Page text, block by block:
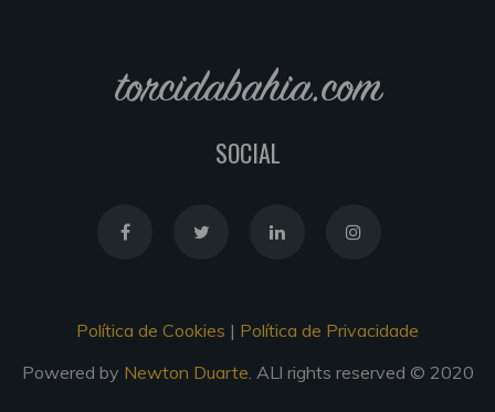
torcidabahia.com
SOCIAL
Política de Cookies | Política de Privacidade
Powered by Newton Duarte . ALl rights reserved © 2020